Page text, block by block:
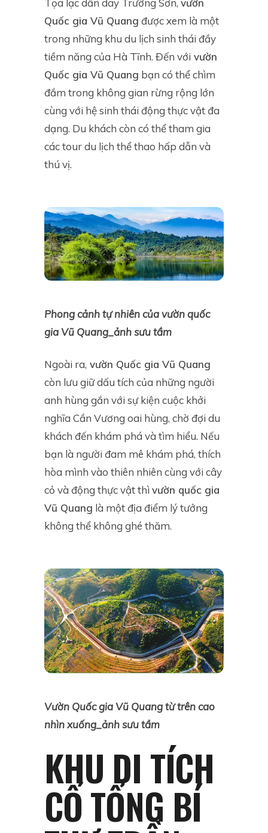
Tọa lạc dần dãy Trường Sơn, vườn
Quốc gia Vũ Quang được xem là một
trong những khu du lịch sinh thái đầy
tiềm năng của Hà Tĩnh. Đến với vườn
Quốc gia Vũ Quang bạn có thể chìm
đắm trong không gian rừng rộng lớn
cùng với hệ sinh thái động thực vật đa
dạng. Du khách còn có thể tham gia
các tour du lịch thể thao hấp dẫn và
thú vị.
Phong cảnh tự nhiên của vườn quốc
gia Vũ Quang_ảnh sưu tầm
Ngoài ra, vườn Quốc gia Vũ Quang
còn lưu giữ dấu tích của những người
anh hùng gắn với sự kiện cuộc khởi
nghĩa Cần Vương oai hùng, chờ đợi du
khách đến khám phá và tìm hiểu. Nếu
bạn là người đam mê khám phá, thích
hòa mình vào thiên nhiên cùng với cây
cỏ và động thực vật thì vườn quốc gia
Vũ Quang là một địa điểm lý tưởng
không thể không ghé thăm.
Vườn Quốc gia Vũ Quang từ trên cao
nhìn xuống_ảnh sưu tầm
KHU DI TÍCH
CỐ TỔNG BÍ